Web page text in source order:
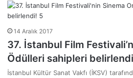
14 Aralık 2017
37. İstanbul Film
Ödülleri sahipleri
İstanbul Kültür Sanat Vakfı (İKSV)